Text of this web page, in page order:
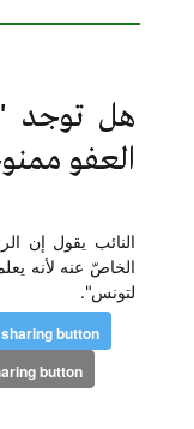
هل توجد
العفو
النائب يقول إن
الخاصّ عنه لأنه
لتونس".